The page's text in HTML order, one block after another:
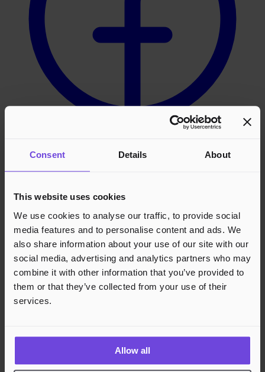
Consent Details About
This website uses cookies
We use cookies to analyse our traffic, to provide social
media features and to personalise content and ads. We
also share information about your use of our site with our
social media, advertising and analytics partners who may
combine it with other information that you’ve provided to
them or that they’ve collected from your use of their
services.
Allow all
Instagram